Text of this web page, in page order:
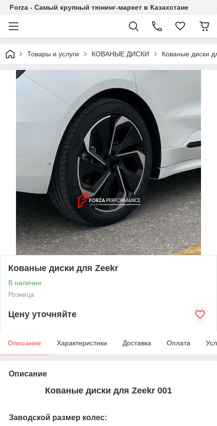
Forza - Самый крупный тюнинг-маркет в Казахстане
Товары и услуги КОВАНЫЕ ДИСКИ Кованые диски
Кованые диски для Zeekr
В наличии
Розница
Цену уточняйте
Описание Характеристики Доставка Оплата
Описание
Кованые диски для Zeekr 001
Заводской размер колес: